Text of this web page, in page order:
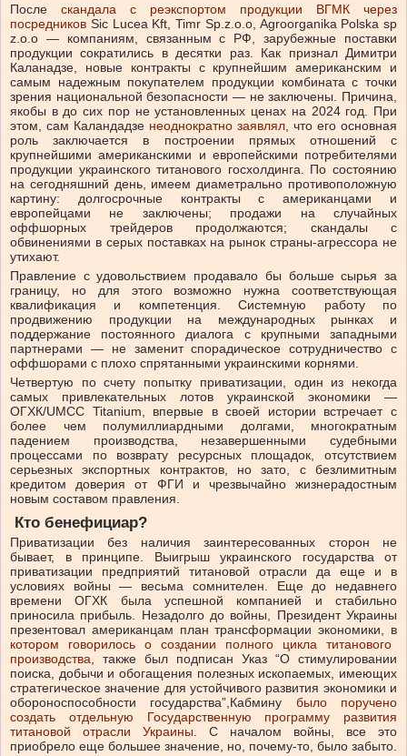
После скандала с реэкспортом продукции ВГМК через
посредников Sic Lucea Kft, Timr Sp.z.o.o, Agroorganika Polska sp
z.o.o — компаниям, связанным с РФ, зарубежные поставки
продукции сократились в десятки раз. Как признал Димитри
Каланадзе, новые контракты с крупнейшим американским и
самым надежным покупателем продукции комбината c точки
зрения национальной безопасности — не заключены. Причина,
якобы в до сих пор не установленных ценах на 2024 год. При
этом, сам Каландадзе неоднократно заявлял , что его основная
роль заключается в построении прямых отношений с
крупнейшими американскими и европейскими потребителями
продукции украинского титанового госхолдинга. По состоянию
на сегодняшний день, имеем диаметрально противоположную
картину: долгосрочные контракты с американцами и
европейцами не заключены; продажи на случайных
оффшорных трейдеров продолжаются; скандалы с
обвинениями в серых поставках на рынок страны-агрессора не
утихают.
Правление с удовольствием продавало бы больше сырья за
границу, но для этого возможно нужна соответствующая
квалификация и компетенция. Системную работу по
продвижению продукции на международных рынках и
поддержание постоянного диалога с крупными западными
партнерами — не заменит спорадическое сотрудничество с
оффшорами с плохо спрятанными украинскими корнями.
Четвертую по счету попытку приватизации, один из некогда
самых привлекательных лотов украинской экономики —
ОГХК/UMCC Titanium, впервые в своей истории встречает с
более чем полумиллиардными долгами, многократным
падением производства, незавершенными судебными
процессами по возврату ресурсных площадок, отсутствием
серьезных экспортных контрактов, но зато, с безлимитным
кредитом доверия от ФГИ и чрезвычайно жизнерадостным
новым составом правления.
Кто бенефициар?
Приватизации без наличия заинтересованных сторон не
бывает, в принципе. Выигрыш украинского государства от
приватизации предприятий титановой отрасли да еще и в
условиях войны — весьма сомнителен. Еще до недавнего
времени ОГХК была успешной компанией и стабильно
приносила прибыль. Незадолго до войны, Президент Украины
презентовал американцам план трансформации экономики, в
котором говорилось о создании полного цикла титанового
производства , также был подписан Указ “О стимулировании
поиска, добычи и обогащения полезных ископаемых, имеющих
стратегическое значение для устойчивого развития экономики и
обороноспособности государства”,Кабмину было поручено
создать отдельную Государственную программу развития
титановой отрасли Украины . С началом войны, все это
приобрело еще большее значение, но, почему-то, было забыто.